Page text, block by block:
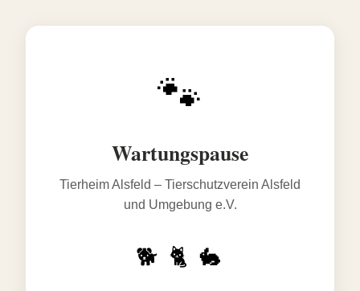
🐾
Wartungspause
Tierheim Alsfeld – Tierschutzverein Alsfeld
und Umgebung e.V.
🐕 🐈 🐇